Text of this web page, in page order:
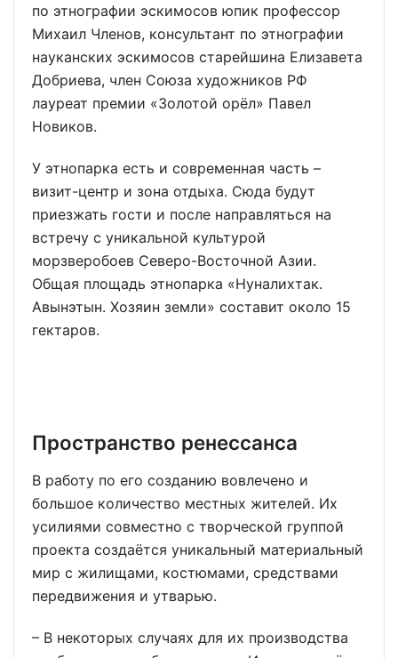
по этнографии эскимосов юпик профессор
Михаил Членов, консультант по этнографии
науканских эскимосов старейшина Елизавета
Добриева, член Союза художников РФ
лауреат премии «Золотой орёл» Павел
Новиков.
У этнопарка есть и современная часть –
визит-центр и зона отдыха. Сюда будут
приезжать гости и после направляться на
встречу с уникальной культурой
морзверобоев Северо-Восточной Азии.
Общая площадь этнопарка «Нуналихтак.
Авынэтын. Хозяин земли» составит около 15
гектаров.
Пространство ренессанса
В работу по его созданию вовлечено и
большое количество местных жителей. Их
усилиями совместно с творческой группой
проекта создаётся уникальный материальный
мир с жилищами, костюмами, средствами
передвижения и утварью.
– В некоторых случаях для их производства